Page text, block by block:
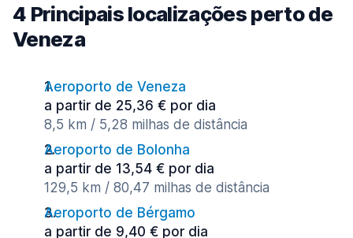
4 Principais localizações perto de
Veneza
Aeroporto de Veneza
a partir de 25,36 € por dia
8,5 km / 5,28 milhas de distância
Aeroporto de Bolonha
a partir de 13,54 € por dia
129,5 km / 80,47 milhas de distância
Aeroporto de Bérgamo
a partir de 9,40 € por dia